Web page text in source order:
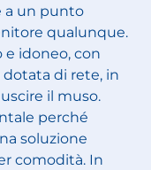
a un punto
qualunque.
e idoneo, con
di rete, in
il muso.
perché
soluzione
comodità. In